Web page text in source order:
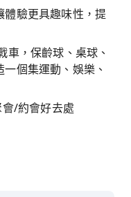
體驗更具趣味性，提
車，保齡球、桌球、
個集運動、娛樂、
/約會好去處